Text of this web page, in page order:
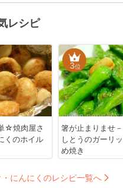
レシピ
☆焼肉屋さ
くのホイル
3位
箸が止まりませ
しとうのガーリ
め焼き
にんにくのレシピ一覧へ